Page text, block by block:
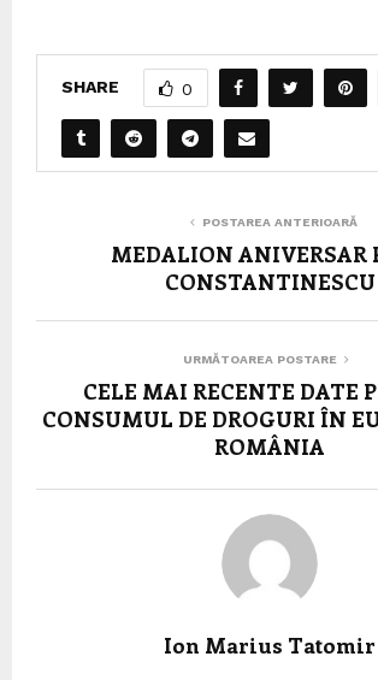
SHARE 0
POSTAREA ANTERIOARĂ
MEDALION ANIVERSAR
CONSTANTINESCU
URMĂTOAREA POSTARE
CELE MAI RECENTE DATE
CONSUMUL DE DROGURI ÎN
ROMÂNIA
Ion Marius Tatomir